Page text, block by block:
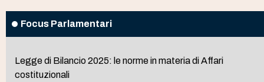
Focus Parlamentari
Legge di Bilancio 2025: le norme in materia di Affari
costituzionali